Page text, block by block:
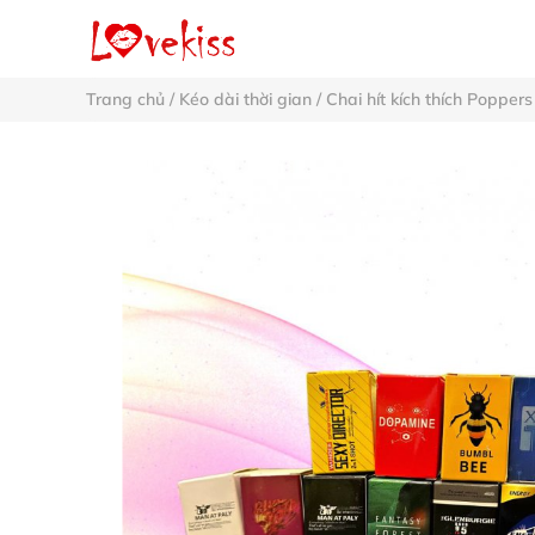
Trang chủ / Kéo dài thời gian / Chai hít kích thích Poppers